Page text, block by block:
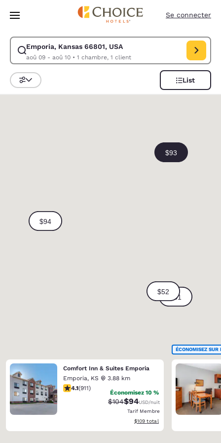
Sauter à Contenu Principal
Se connecter
Emporia, Kansas 66801, USA
aoû 09 - aoû 10• 1 chambre, 1 client
Modifier la recherche pour Emporia, Kansas 66801, USA. Date
Triez et filtrez
List
Comfort Inn & Suites Emporia
Emporia, KS
3.88 km
4.1 étoiles. Très Bien. 911 commentaires
4.1(911)
Économisez 10 %
Tarif barré :
$104Tarif réduit :
$94USD/nuit
Tarif Membre
Afficher les détails du total estimé
$109 total
ÉCONOMISEZ